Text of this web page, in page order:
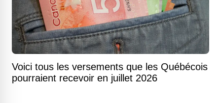
Voici tous les versements que les Québécois
pourraient recevoir en juillet 2026